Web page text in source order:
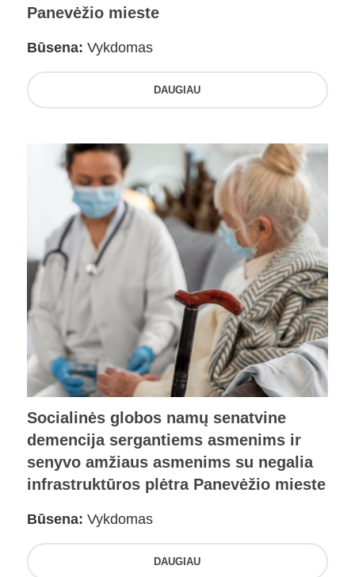
Panevėžio mieste
Būsena: Vykdomas
DAUGIAU
Socialinės globos namų senatvine
demencija sergantiems asmenims ir
senyvo amžiaus asmenims su negalia
infrastruktūros plėtra Panevėžio mieste
Būsena: Vykdomas
DAUGIAU